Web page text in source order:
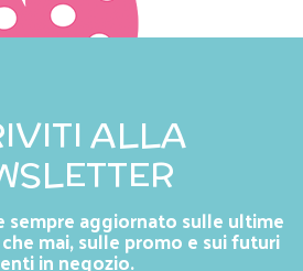
ALLA
sempre aggiornato sulle ultime
mai, sulle promo e sui futuri
in negozio.